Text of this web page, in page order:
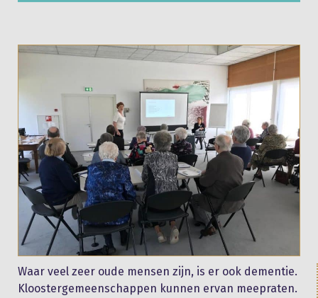
Waar veel zeer oude mensen zijn, is er ook dementie.
Kloostergemeenschappen kunnen ervan meepraten.